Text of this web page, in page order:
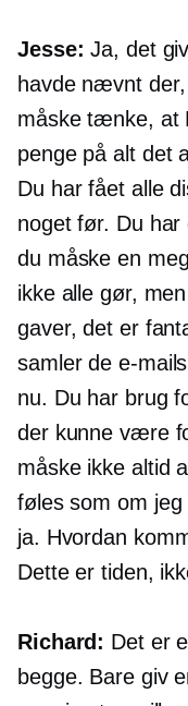
Jesse: Ja, det
havde nævnt
måske tænke, at
penge på alt det
Du har fået alle
noget før. Du
du måske en
ikke alle gør,
gaver, det er
samler de e-
nu. Du har brug
der kunne være
måske ikke altid
føles som om
ja. Hvordan
Dette er tiden,
Richard: Det er
begge. Bare giv